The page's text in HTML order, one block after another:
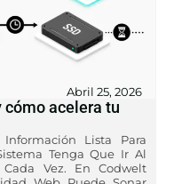
Abril 25, 2026
cómo acelera tu
Lista Para
Tenga Que Ir Al
Vez. En Codwelt